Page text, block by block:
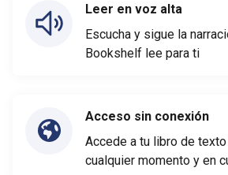
Leer en voz alta
Escucha y sigue la
Bookshelf lee para ti
Acceso sin conexión
Accede a tu libro de
cualquier momento y en